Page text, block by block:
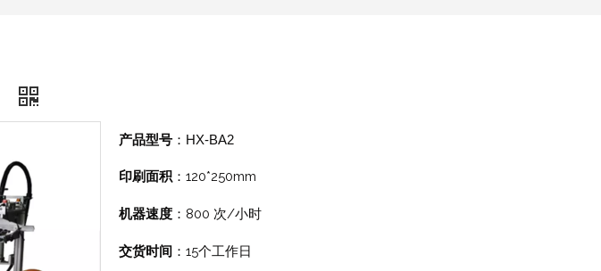
产品型号 ： HX-BA2
印刷面积 ： 120*250mm
机器速度 ： 800 次/小时
交货时间 ： 15个工作日